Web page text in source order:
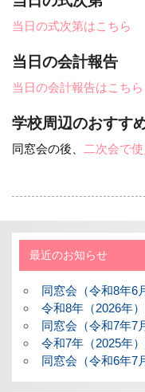
当日の式次第はこちら
当日の会計報告
当日の会計報告はこちら
学校周辺のおすす
同窓会の後、 二次会で
最近のお知らせ
同窓会（令和8年6
令和8年（2026年
同窓会（令和7年7
令和7年（2025年
同窓会（令和6年7